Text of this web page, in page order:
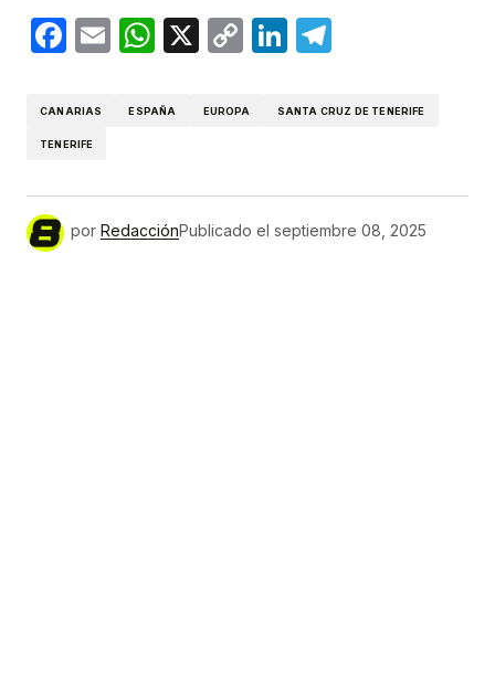
Facebook
EmailWhatsApp
X
CopyLinkedIn
CANARIAS ESPAÑA EUROPA SANTA CRUZ DE TENERIFE
TENERIFE
por RedacciónPublicado el septiembre 08, 2025